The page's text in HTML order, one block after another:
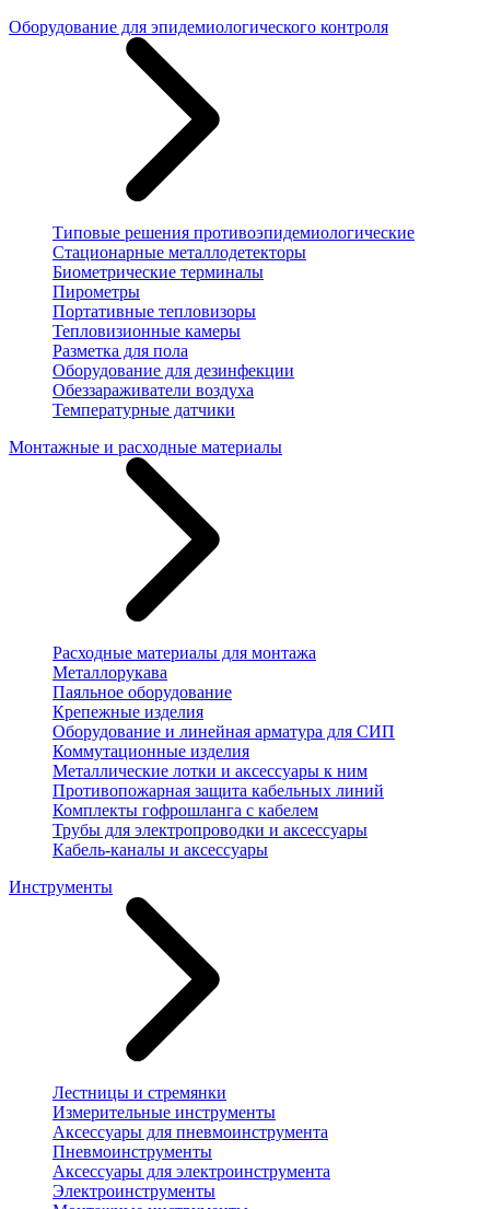
Оборудование для эпидемиологического контроля
Типовые решения противоэпидемиологические
Стационарные металлодетекторы
Биометрические терминалы
Пирометры
Портативные тепловизоры
Тепловизионные камеры
Разметка для пола
Оборудование для дезинфекции
Обеззараживатели воздуха
Температурные датчики
Монтажные и расходные материалы
Расходные материалы для монтажа
Металлорукава
Паяльное оборудование
Крепежные изделия
Оборудование и линейная арматура для СИП
Коммутационные изделия
Металлические лотки и аксессуары к ним
Противопожарная защита кабельных линий
Комплекты гофрошланга с кабелем
Трубы для электропроводки и аксессуары
Кабель-каналы и аксессуары
Инструменты
Лестницы и стремянки
Измерительные инструменты
Аксессуары для пневмоинструмента
Пневмоинструменты
Аксессуары для электроинструмента
Электроинструменты